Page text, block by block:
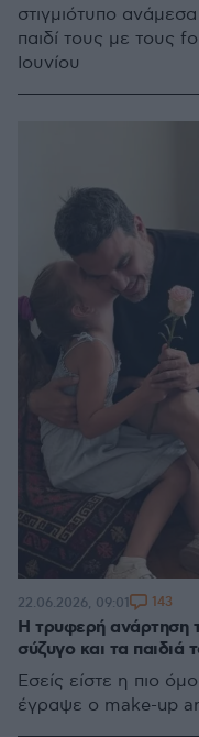
στιγμιότυπο
παιδί τους με τους
Ιουνίου
Η τρυφερή ανάρτηση
σύζυγο και τα παιδιά
Εσείς είστε η πιο
έγραψε ο make-up
22.06.2026, 09:01 143